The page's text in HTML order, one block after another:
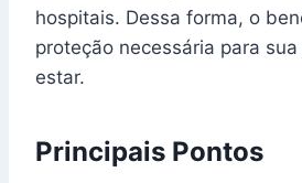
hospitais. Dessa forma, o
proteção necessária para
estar.
Principais Pontos